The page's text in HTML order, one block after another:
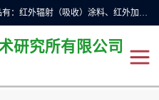
许昌市红外技术研究所有限公司主要产品有：红外辐射（吸收）涂料、红外加热元件、红外辐射加热模块（板）、红外辐射加热炉（箱）、快速红外辐射加热器、系列高端红外加热实验设备、系列红外加热控制器等。
研究所有限公司